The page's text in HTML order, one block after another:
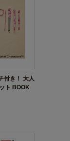
付き！ 大人
ト BOOK